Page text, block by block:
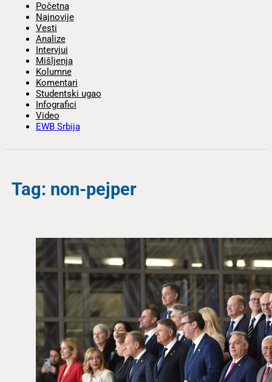
Početna
Najnovije
Vesti
Analize
Intervjui
Mišljenja
Kolumne
Komentari
Studentski ugao
Infografici
Video
EWB Srbija
Tag: non-pejper